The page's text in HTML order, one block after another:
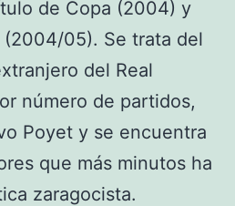
de Copa (2004) y
05). Se trata del
del Real
número de partidos,
Poyet y se encuentra
que más minutos ha
zaragocista.